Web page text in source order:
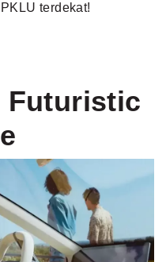
terdekat!
Futuristic